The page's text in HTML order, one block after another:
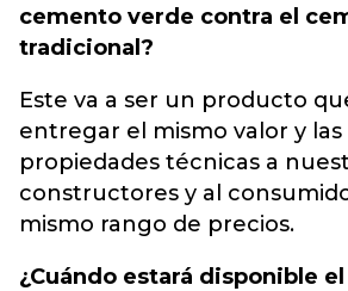
cemento verde contra el
tradicional?
Este va a ser un producto
entregar el mismo valor y las
propiedades técnicas a
constructores y al
mismo rango de precios.
¿Cuándo estará disponible